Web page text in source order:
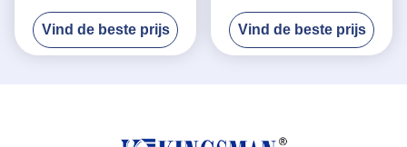
Slag van de
Trommeluitdrijving het
Vormen Machine
Vind de beste prijs
Vormen Machine, Plastic
Container Productiemachine
Vind de beste prijs